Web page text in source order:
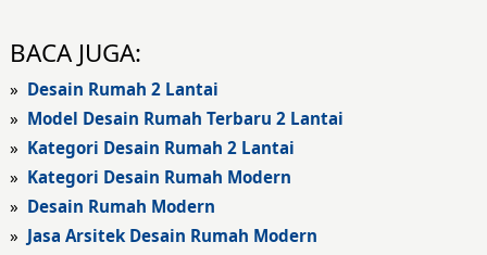
Desain Rumah Modern
Fasad Rumah Modern
Fasad Kantor
BACA JUGA:
» Desain Rumah 2 Lantai
» Model Desain Rumah Terbaru 2 Lantai
» Kategori Desain Rumah 2 Lantai
» Kategori Desain Rumah Modern
» Desain Rumah Modern
» Jasa Arsitek Desain Rumah Modern